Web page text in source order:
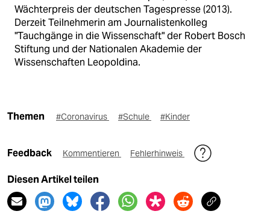
Wächterpreis der deutschen Tagespresse (2013).
Derzeit Teilnehmerin am Journalistenkolleg
"Tauchgänge in die Wissenschaft" der Robert Bosch
Stiftung und der Nationalen Akademie der
Wissenschaften Leopoldina.
Themen #Coronavirus #Schule #Kinder
Feedback Kommentieren Fehlerhinweis
Diesen Artikel teilen